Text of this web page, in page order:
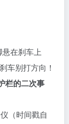
悬在刹车上
车别打方向！
栏的二次事
（时间戳自